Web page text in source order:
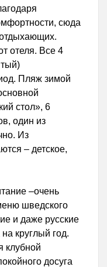
сюда
отеля. Все 4
Пляж зимой
стол», 6
один из
Из
– детское,
–очень
шведского
и даже русские
круглый год.
клубной
досуга